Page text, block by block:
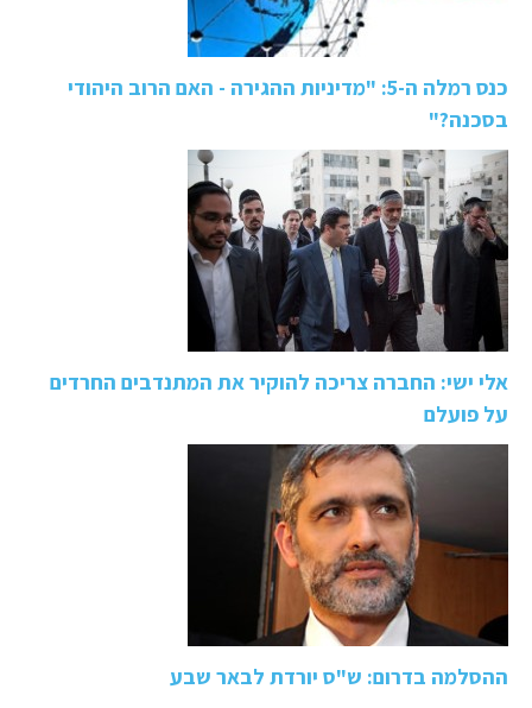
כנס רמלה ה-5: "מדיניות ההגירה - האם הרוב היהודי
בסכנה?"
אלי ישי: החברה צריכה להוקיר את המתנדבים החרדים
על פועלם
ההסלמה בדרום: ש"ס יורדת לבאר שבע